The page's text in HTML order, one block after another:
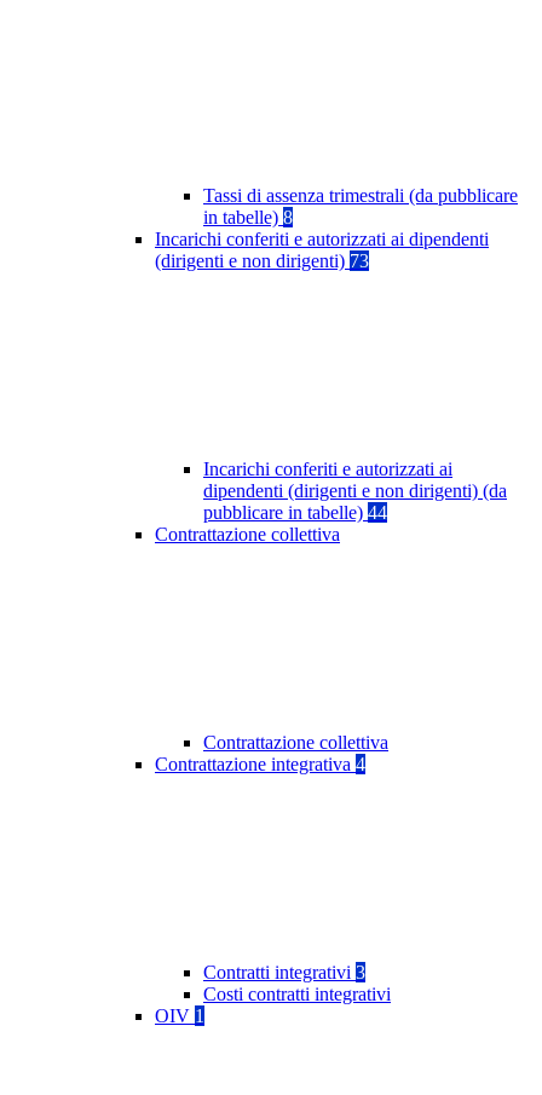
Tassi di assenza trimestrali (da pubblicare
in tabelle) 8
Incarichi conferiti e autorizzati ai dipendenti
(dirigenti e non dirigenti) 73
Incarichi conferiti e autorizzati ai
dipendenti (dirigenti e non dirigenti) (da
pubblicare in tabelle) 44
Contrattazione collettiva
Contrattazione collettiva
Contrattazione integrativa 4
Contratti integrativi 3
Costi contratti integrativi
OIV 1